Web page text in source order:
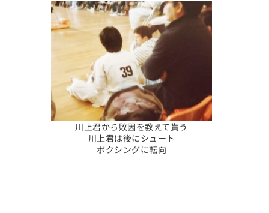
川上君から敗因を教えて貰う
川上君は後にシュート
ボクシングに転向